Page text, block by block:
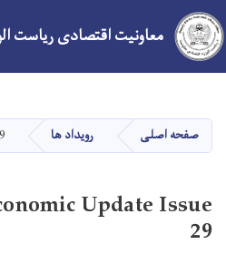
معاونیت اقتصادی ریاست
صفحه اصلی رویداد ها
Update Issue
29